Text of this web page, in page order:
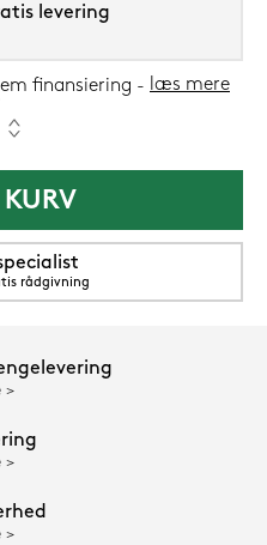
levering
finansiering læs mere
rådgivning